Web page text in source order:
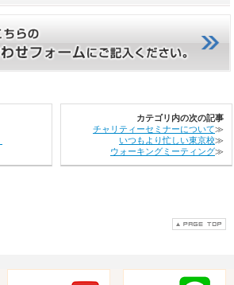
カテゴリ内の次の記事
チャリティーセミナーについて≫
いつもより忙しい東京校≫
ウォーキングミーティング≫